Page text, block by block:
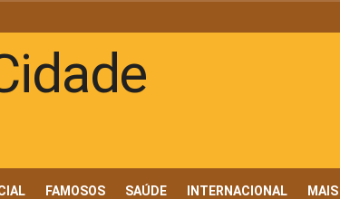
FAMOSOS SAÚDE INTERNACIONAL MAIS